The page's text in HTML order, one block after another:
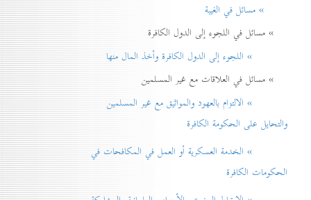
» مسائل في الغيبة
» مسائل في اللجوء إلى الدول الكافرة
» اللجوء إلى الدول الكافرة وأخذ المال منها
» مسائل في العلاقات مع غير المسلمين
» الالتزام بالعهود والمواثيق مع غير المسلمين
والتحايل على الحكومة الكافرة
» الخدمة العسكرية أو العمل في المكافحات في
الحكومات الكافرة